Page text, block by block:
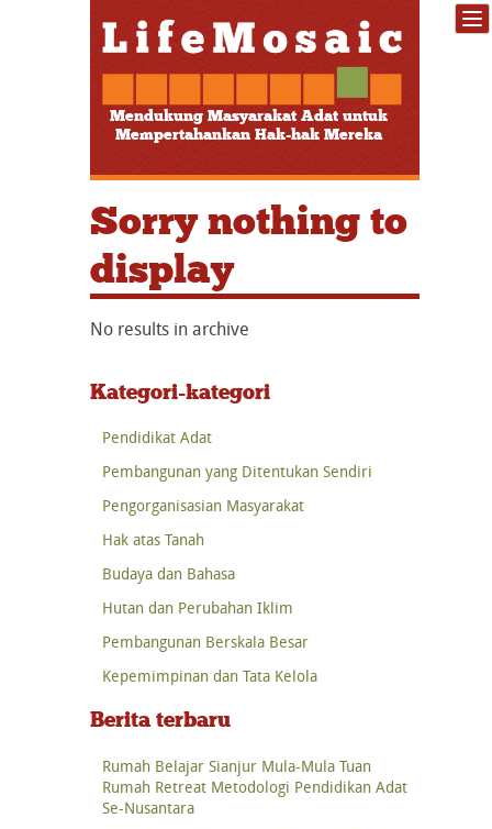
Mendukung Masyarakat Adat untuk
Mempertahankan Hak-hak Mereka
Sorry nothing to
display
No results in archive
Kategori-kategori
Pendidikat Adat
Pembangunan yang Ditentukan Sendiri
Pengorganisasian Masyarakat
Hak atas Tanah
Budaya dan Bahasa
Hutan dan Perubahan Iklim
Pembangunan Berskala Besar
Kepemimpinan dan Tata Kelola
Berita terbaru
Rumah Belajar Sianjur Mula-Mula Tuan
Rumah Retreat Metodologi Pendidikan Adat
Se-Nusantara